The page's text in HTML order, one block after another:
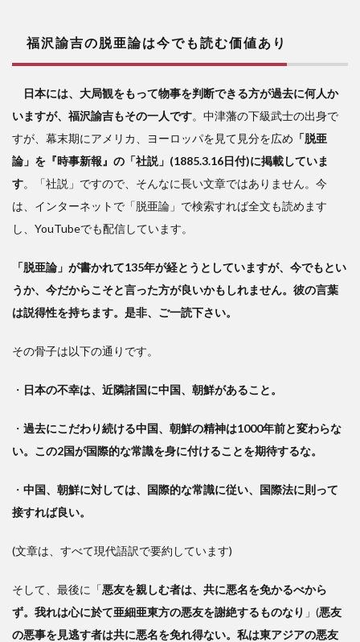
朝鮮
を歴
史的
教訓
よ
「河
話」
の撤
回を
求め
福沢諭吉の脱亜論は今でも読む価値あり
日本には、大局観をもって物事を判断できる方が過去に何人か
いますが、福沢諭吉もその一人です。中津藩の下級武士の出身で
すが、幕末期にアメリカ、ヨーロッパを見て見分を広め 「脱亜
論」を『時事新報』の「社説」(1885.3.16日付)に掲載していま
す。「社説」ですので、そんなに長い文章ではありません。今
は、インターネットで「脱亜論」で検索すれば全文も読めます
し、YouTubeでも配信しています。
「脱亜論」が書かれて135年が経とうとしていますが、今でもとい
うか、今だからこそと言った方が良いかもしれません。彼の言葉
は説得性を持ちます。是非、ご一読下さい。
その骨子は以下の通りです。
・ 日本の不幸は、近隣諸国に中国、朝鮮があること。
・ 過去にこだわり続ける中国、朝鮮の精神は1000年前と変わらな
い。この2国が国際的な常識を身に付けることを期待するな。
・ 中国、朝鮮に対しては、国際的な常識に従い、国際法に則って
接すれば良い。
(文章は、すべて現代語訳で要約しています)
そして、最後に「悪友を親しむ者は、共に悪名を免かるべから
ず。我れは心に於て亜細亜東方の悪友を謝絶するものなり 」(悪友
の悪事を見逃す者は共に悪名を免れ得ない。私は東アジアの悪友